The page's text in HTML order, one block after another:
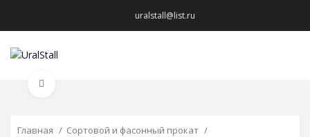
uralstall@list.ru
Главная
Сортовой и фасонный прокат